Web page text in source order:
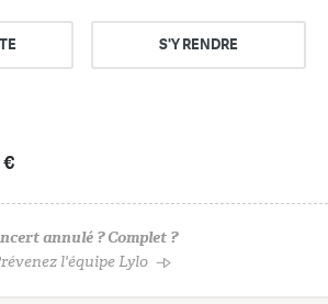
S'Y RENDRE
€
annulé ? Complet ?
l'équipe Lylo